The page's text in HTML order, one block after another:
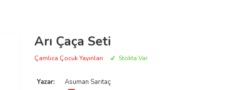
Arı Çaça Seti
Çamlıca Çocuk Yayınları Stokta Var
Yazar:
Asuman Sarıtaç